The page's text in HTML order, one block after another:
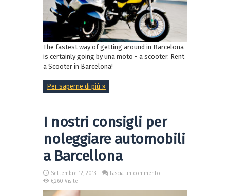
The fastest way of getting around in Barcelona
is certainly going by una moto - a scooter. Rent
a Scooter in Barcelona!
Per saperne di più »
I nostri consigli per
noleggiare automobili
a Barcellona
Settembre 12, 2013
Lascia un commento
6,260 Visite